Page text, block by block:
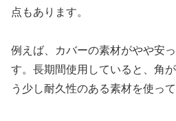
点もあります。
例えば、カバーの素材がやや安
す。長期間使用していると、角
う少し耐久性のある素材を使っ